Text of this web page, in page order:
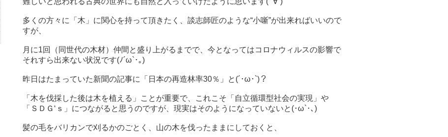
多くの方々に「木」に関心を持って頂きたく、談志師匠のような“小噺”が出来ればいいので
すが、
月に1回（同世代の木材）仲間と盛り上がるまでで、今となってはコロナウィルスの影響で
それすら出来ない状況です(ﾉ´ω`･｡)
昨日はたまっていた新聞の記事に「日本の再造林率30％」と(´･ω･`)？
「木を伐採した後は木を植える」ことが重要で、これこそ「自立循環型社会の実現」や
「ＳＤＧ‘ｓ」につながると思うのですが、現実はそのようになっていないと(･ω`･､)
髪の毛をバリカンで刈るかのごとく、山の木を伐ったままにしておくと、